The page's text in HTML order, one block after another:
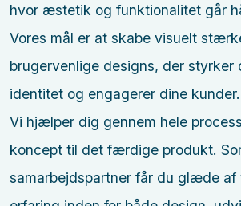
hvor æstetik og funktionalitet går
Vores mål er at skabe visuelt
brugervenlige designs, der styrker
identitet og engagerer dine kunder.
Vi hjælper dig gennem hele
koncept til det færdige produkt.
samarbejdspartner får du glæde af